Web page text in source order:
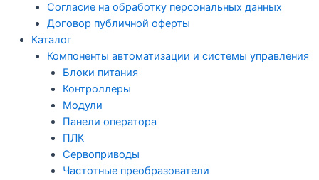
Согласие на обработку персональных данных
Договор публичной оферты
Каталог
Компоненты автоматизации и системы управления
Блоки питания
Контроллеры
Модули
Панели оператора
ПЛК
Сервоприводы
Частотные преобразователи